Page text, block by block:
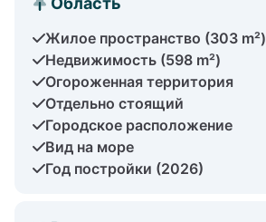
Жилое пространство (303 m²)
Недвижимость (598 m²)
Огороженная территория
Отдельно стоящий
Городское расположение
Вид на море
Год постройки (2026)